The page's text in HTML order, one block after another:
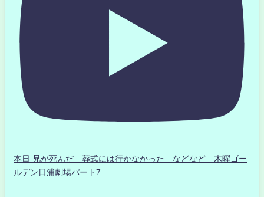
本日 兄が死んだ 葬式には行かなかった などなど 木曜ゴー
ルデン日浦劇場パート7